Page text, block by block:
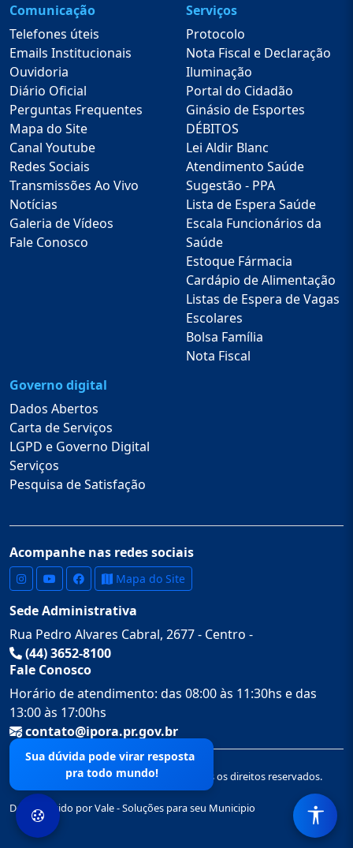
Comunicação
Telefones úteis
Emails Institucionais
Ouvidoria
Diário Oficial
Perguntas Frequentes
Mapa do Site
Canal Youtube
Redes Sociais
Transmissões Ao Vivo
Notícias
Galeria de Vídeos
Fale Conosco
Serviços
Protocolo
Nota Fiscal e Declaração
Iluminação
Portal do Cidadão
Ginásio de Esportes
DÉBITOS
Lei Aldir Blanc
Atendimento Saúde
Sugestão - PPA
Lista de Espera Saúde
Escala Funcionários da
Saúde
Estoque Fármacia
Cardápio de Alimentação
Listas de Espera de Vagas
Escolares
Bolsa Família
Nota Fiscal
Governo digital
Dados Abertos
Carta de Serviços
LGPD e Governo Digital
Serviços
Pesquisa de Satisfação
Acompanhe nas redes sociais
Mapa do Site
Sede Administrativa
Rua Pedro Alvares Cabral, 2677 - Centro -
(44) 3652-8100
Fale Conosco
Horário de atendimento: das 08:00 às 11:30hs e das
13:00 às 17:00hs
contato@ipora.pr.gov.br
© 2026 Prefeitura Municipal de Iporã. Todos os direitos reservados.
Desenvolvido por Vale - Soluções para seu Municipio
Sua dúvida pode virar resposta
pra todo mundo!